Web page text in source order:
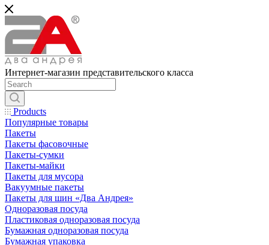
Интернет-магазин представительского класса
Products
Популярные товары
Пакеты
Пакеты фасовочные
Пакеты-сумки
Пакеты-майки
Пакеты для мусора
Вакуумные пакеты
Пакеты для шин «Два Андрея»
Одноразовая посуда
Пластиковая одноразовая посуда
Бумажная одноразовая посуда
Бумажная упаковка